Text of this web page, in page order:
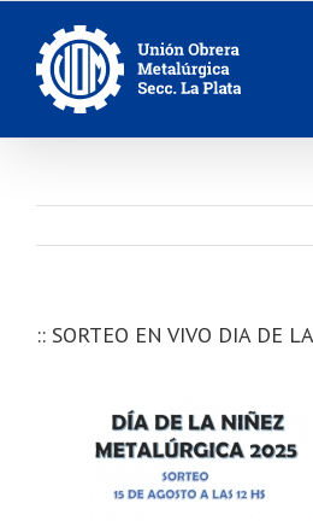
:: SORTEO EN VIVO DIA DE